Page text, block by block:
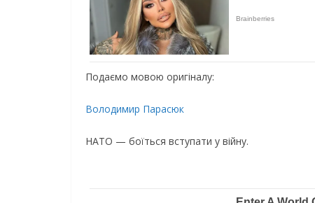
Подаємо мовою оригіналу:
Володимир Парасюк
НAТO — боїться вступати у вiйну.